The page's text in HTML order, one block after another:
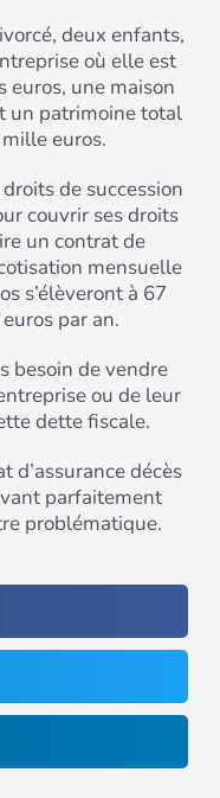
deux enfants,
où elle est
une maison
un patrimoine total
euros.
de succession
couvrir ses droits
un contrat de
mensuelle
s’élèveront à 67
par an.
besoin de vendre
ou de leur
dette fiscale.
d’assurance décès
parfaitement
problématique.